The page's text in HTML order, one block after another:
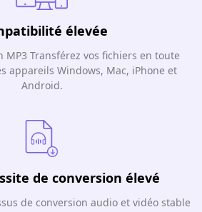
élevée
MP3 Transférez vos fichiers en toute
appareils Windows, Mac, iPhone et
Android.
de conversion élevé
de conversion audio et vidéo stable